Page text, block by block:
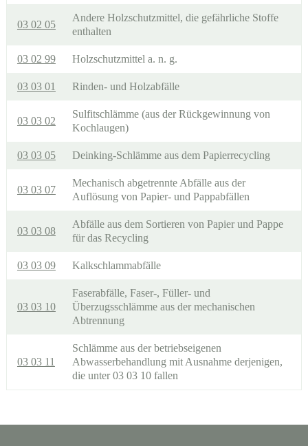
03 02 05
Andere Holzschutzmittel, die gefährliche Stoffe
enthalten
03 02 99 Holzschutzmittel a. n. g.
03 03 01 Rinden- und Holzabfälle
03 03 02
Sulfitschlämme (aus der Rückgewinnung von
Kochlaugen)
03 03 05 Deinking-Schlämme aus dem Papierrecycling
03 03 07
Mechanisch abgetrennte Abfälle aus der
Auflösung von Papier- und Pappabfällen
03 03 08
Abfälle aus dem Sortieren von Papier und Pappe
für das Recycling
03 03 09 Kalkschlammabfälle
03 03 10
Faserabfälle, Faser-, Füller- und
Überzugsschlämme aus der mechanischen
Abtrennung
03 03 11
Schlämme aus der betriebseigenen
Abwasserbehandlung mit Ausnahme derjenigen,
die unter 03 03 10 fallen